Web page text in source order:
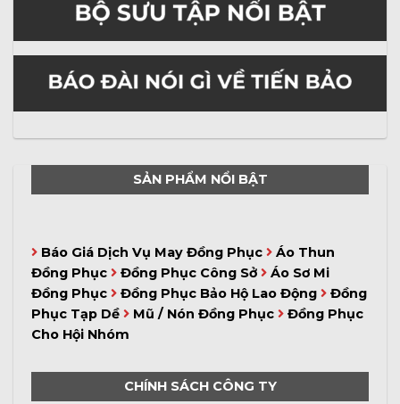
SẢN PHẨM NỔI BẬT
Báo Giá Dịch Vụ May Đồng Phục
Áo Thun
Đồng Phục
Đồng Phục Công Sở
Áo Sơ Mi
Đồng Phục
Đồng Phục Bảo Hộ Lao Động
Đồng
Phục Tạp Dề
Mũ / Nón Đồng Phục
Đồng Phục
Cho Hội Nhóm
CHÍNH SÁCH CÔNG TY